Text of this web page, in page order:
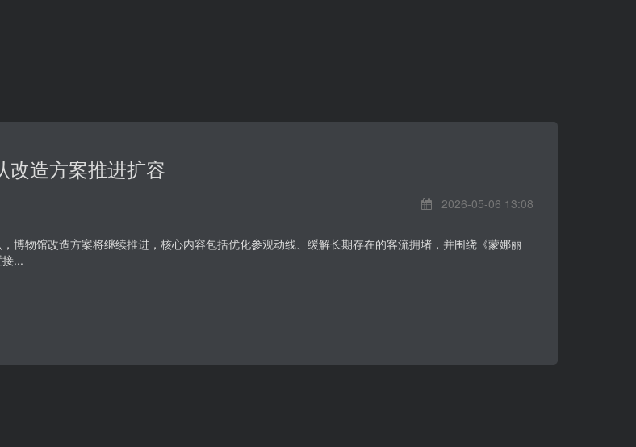
改造方案推进扩容
2026-05-06 13:08
博物馆改造方案将继续推进，核心内容包括优化参观动线、缓解长期存在的客流拥堵，并围绕《蒙娜丽
...